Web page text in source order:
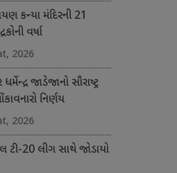
કન્યા મંદિરની 21
વર્ષા
2026
જાડેજાનો સૌરાષ્ટ્ર
નિર્ણય
2026
ટી-20 લીગ સાથે જોડાયો